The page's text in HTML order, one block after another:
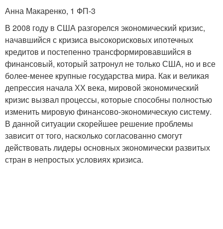
Анна Макаренко, 1 ФП-3
В 2008 году в США разгорелся экономический кризис,
начавшийся с кризиса высокорисковых ипотечных
кредитов и постепенно трансформировавшийся в
финансовый, который затронул не только США, но и все
более-менее крупные государства мира. Как и великая
депрессия начала ХХ века, мировой экономический
кризис вызвал процессы, которые способны полностью
изменить мировую финансово-экономическую систему.
В данной ситуации скорейшее решение проблемы
зависит от того, насколько согласованно смогут
действовать лидеры основных экономически развитых
стран в непростых условиях кризиса.